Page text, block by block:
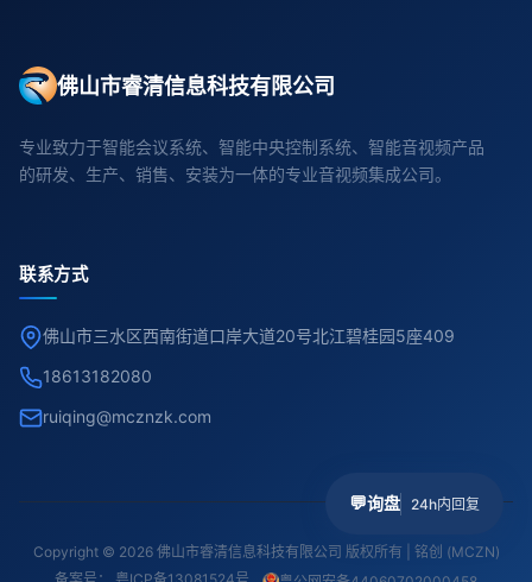
佛山市睿清信息科技有限公司
专业致力于智能会议系统、智能中央控制系统、智能音视频产品
的研发、生产、销售、安装为一体的专业音视频集成公司。
联系方式
佛山市三水区西南街道口岸大道20号北江碧桂园5座409
18613182080
ruiqing@mcznzk.com
Copyright © 2026 佛山市睿清信息科技有限公司 版权所有 | 铭创 (MCZN)
💬询盘 24h内回复